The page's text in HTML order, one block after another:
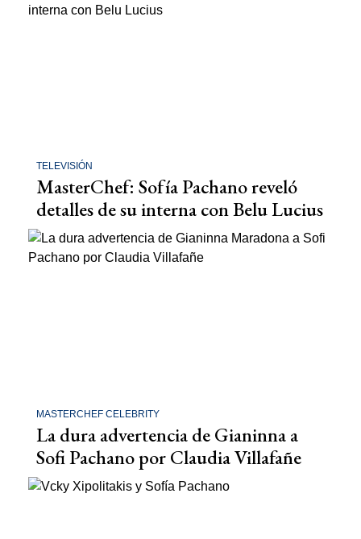
TELEVISIÓN
MasterChef: Sofía Pachano reveló
detalles de su interna con Belu Lucius
MASTERCHEF CELEBRITY
La dura advertencia de Gianinna a
Sofi Pachano por Claudia Villafañe